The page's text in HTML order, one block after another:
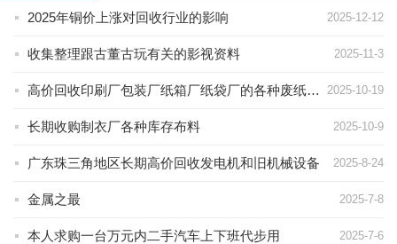
2025-12-12
2025年铜价上涨对回收行业的影响
2025-11-3
收集整理跟古董古玩有关的影视资料
2025-10-19
高价回收印刷厂包装厂纸箱厂纸袋厂的各种废纸碎纸
2025-10-9
长期收购制衣厂各种库存布料
2025-8-24
广东珠三角地区长期高价回收发电机和旧机械设备
2025-7-8
金属之最
2025-7-6
本人求购一台万元内二手汽车上下班代步用